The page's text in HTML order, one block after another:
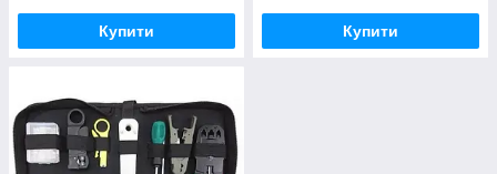
Купити Купити